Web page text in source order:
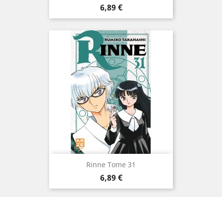
Prix
6,89 €
Rinne Tome 31
Prix
6,89 €